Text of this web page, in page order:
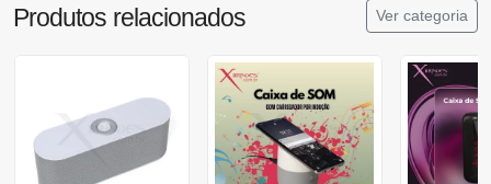
Produtos relacionados Ver categoria